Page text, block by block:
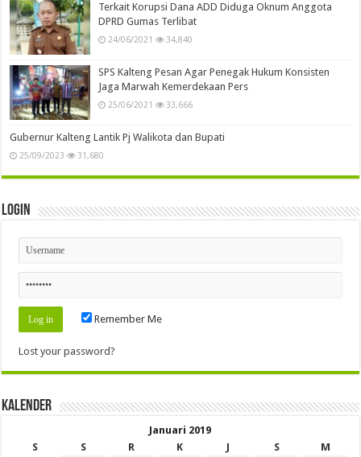
Terkait Korupsi Dana ADD Diduga Oknum Anggota
DPRD Gumas Terlibat
24/06/2021 34,840
SPS Kalteng Pesan Agar Penegak Hukum Konsisten
Jaga Marwah Kemerdekaan Pers
25/06/2021 33,666
Gubernur Kalteng Lantik Pj Walikota dan Bupati
25/09/2023 31,680
Login
Remember Me
Lost your password?
Kalender
Januari 2019
S
S R K J S
M